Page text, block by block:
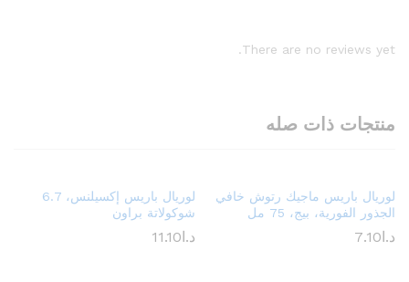
There are no reviews yet.
منتجات ذات صله
لوريال باريس ماجيك رتوش خافي
الجذور الفورية، بيج، 75 مل
د.ا 7.10
لوريال باريس إكسيلنس، 6.7
شوكولاتة براون
د.ا 11.10